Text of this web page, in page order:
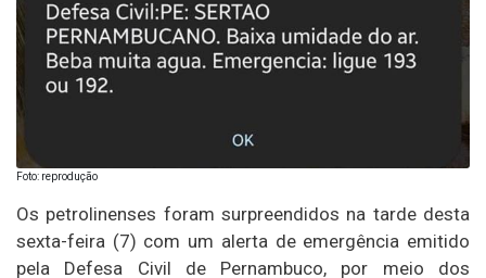
Foto: reprodução
Os petrolinenses foram surpreendidos na tarde desta
sexta-feira (7) com um alerta de emergência emitido
pela Defesa Civil de Pernambuco, por meio dos